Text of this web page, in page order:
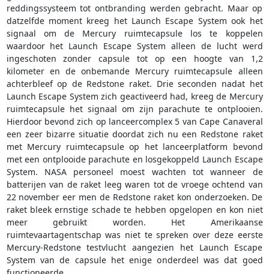
reddingssysteem tot ontbranding werden gebracht. Maar op
datzelfde moment kreeg het Launch Escape System ook het
signaal om de Mercury ruimtecapsule los te koppelen
waardoor het Launch Escape System alleen de lucht werd
ingeschoten zonder capsule tot op een hoogte van 1,2
kilometer en de onbemande Mercury ruimtecapsule alleen
achterbleef op de Redstone raket. Drie seconden nadat het
Launch Escape System zich geactiveerd had, kreeg de Mercury
ruimtecapsule het signaal om zijn parachute te ontplooien.
Hierdoor bevond zich op lanceercomplex 5 van Cape Canaveral
een zeer bizarre situatie doordat zich nu een Redstone raket
met Mercury ruimtecapsule op het lanceerplatform bevond
met een ontplooide parachute en losgekoppeld Launch Escape
System. NASA personeel moest wachten tot wanneer de
batterijen van de raket leeg waren tot de vroege ochtend van
22 november eer men de Redstone raket kon onderzoeken. De
raket bleek ernstige schade te hebben opgelopen en kon niet
meer gebruikt worden. Het Amerikaanse
ruimtevaartagentschap was niet te spreken over deze eerste
Mercury-Redstone testvlucht aangezien het Launch Escape
System van de capsule het enige onderdeel was dat goed